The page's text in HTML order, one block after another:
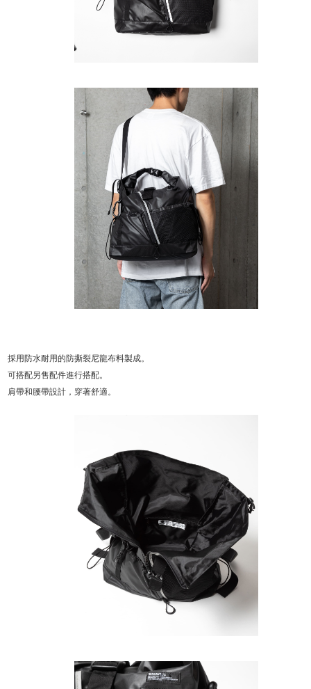
採用防水耐用的防撕裂尼龍布料製成。
可搭配另售配件進行搭配。
肩帶和腰帶設計，穿著舒適。